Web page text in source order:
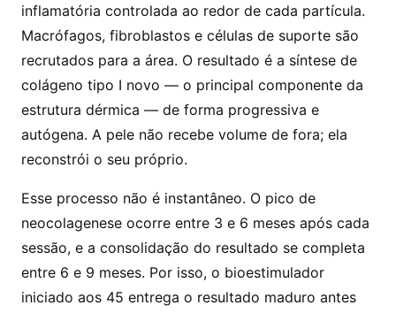
inflamatória controlada ao redor de cada partícula.
Macrófagos, fibroblastos e células de suporte são
recrutados para a área. O resultado é a síntese de
colágeno tipo I novo — o principal componente da
estrutura dérmica — de forma progressiva e
autógena. A pele não recebe volume de fora; ela
reconstrói o seu próprio.
Esse processo não é instantâneo. O pico de
neocolagenese ocorre entre 3 e 6 meses após cada
sessão, e a consolidação do resultado se completa
entre 6 e 9 meses. Por isso, o bioestimulador
iniciado aos 45 entrega o resultado maduro antes